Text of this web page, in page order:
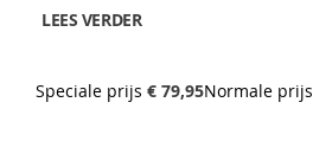
LEES VERDER
Speciale prijs € 79,95Normale prijs